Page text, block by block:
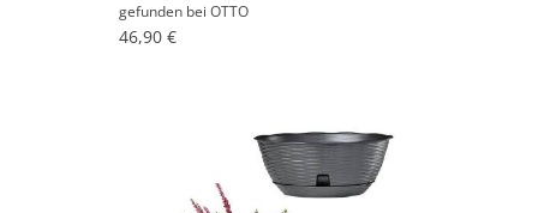
gefunden bei OTTO
46,90 €